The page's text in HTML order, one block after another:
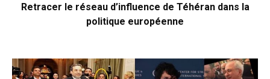
Retracer le réseau d’influence de Téhéran dans la
politique européenne